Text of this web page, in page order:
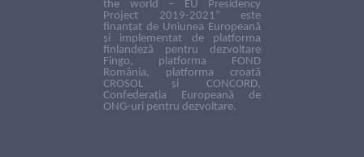
the world – EU Presidency
Project 2019-2021” este
finanțat de Uniunea Europeană
și implementat de platforma
finlandeză pentru dezvoltare
Fingo, platforma FOND
România, platforma croată
CROSOL și CONCORD,
Confederația Europeană de
ONG-uri pentru dezvoltare.